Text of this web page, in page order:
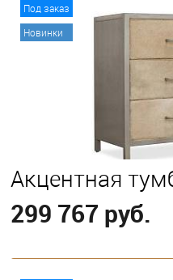
Под заказ
Новинки
Акцентная
299 767 руб.